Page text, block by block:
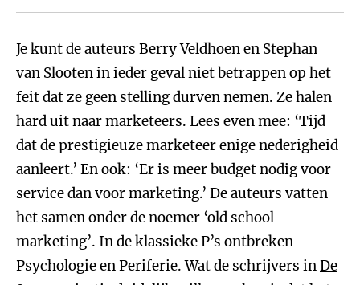
Je kunt de auteurs Berry Veldhoen en Stephan
van Slootenin ieder geval niet betrappen op het
feit dat ze geen stelling durven nemen. Ze halen
hard uit naar marketeers. Lees even mee: ‘Tijd
dat de prestigieuze marketeer enige nederigheid
aanleert.’ En ook: ‘Er is meer budget nodig voor
service dan voor marketing.’ De auteurs vatten
het samen onder de noemer ‘old school
marketing’. In de klassieke P’s ontbreken
Psychologie en Periferie. Wat de schrijvers inDe